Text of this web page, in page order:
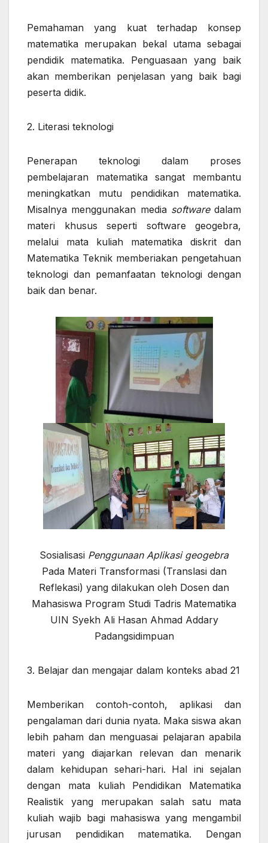
Pemahaman yang kuat terhadap konsep
matematika merupakan bekal utama sebagai
pendidik matematika. Penguasaan yang baik
akan memberikan penjelasan yang baik bagi
peserta didik.
2. Literasi teknologi
Penerapan teknologi dalam proses
pembelajaran matematika sangat membantu
meningkatkan mutu pendidikan matematika.
Misalnya menggunakan media software dalam
materi khusus seperti software geogebra,
melalui mata kuliah matematika diskrit dan
Matematika Teknik memberiakan pengetahuan
teknologi dan pemanfaatan teknologi dengan
baik dan benar.
Sosialisasi Penggunaan Aplikasi geogebra
Pada Materi Transformasi (Translasi dan
Reflekasi) yang dilakukan oleh Dosen dan
Mahasiswa Program Studi Tadris Matematika
UIN Syekh Ali Hasan Ahmad Addary
Padangsidimpuan
3. Belajar dan mengajar dalam konteks abad 21
Memberikan contoh-contoh, aplikasi dan
pengalaman dari dunia nyata. Maka siswa akan
lebih paham dan menguasai pelajaran apabila
materi yang diajarkan relevan dan menarik
dalam kehidupan sehari-hari. Hal ini sejalan
dengan mata kuliah Pendidikan Matematika
Realistik yang merupakan salah satu mata
kuliah wajib bagi mahasiswa yang mengambil
jurusan pendidikan matematika. Dengan